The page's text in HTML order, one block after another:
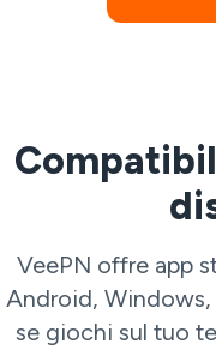
VeePN offre app
Android,
se giochi sul tuo